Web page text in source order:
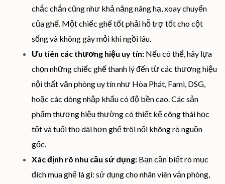
chắc chắn cũng như khả năng nâng hạ, xoay chuyển
của ghế. Một chiếc ghế tốt phải hỗ trợ tốt cho cột
sống và không gây mỏi khi ngồi lâu.
Ưu tiên các thương hiệu uy tín: Nếu có thể, hãy lựa
chọn những chiếc ghế thanh lý đến từ các thương hiệu
nội thất văn phòng uy tín như Hòa Phát, Fami, DSG,
hoặc các dòng nhập khẩu có độ bền cao. Các sản
phẩm thương hiệu thường có thiết kế công thái học
tốt và tuổi thọ dài hơn ghế trôi nổi không rõ nguồn
gốc.
Xác định rõ nhu cầu sử dụng: Bạn cần biết rõ mục
đích mua ghế là gì: sử dụng cho nhân viên văn phòng,